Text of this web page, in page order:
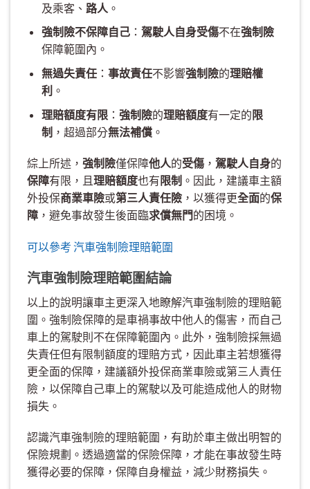
及乘客、 路人 。
強制險不保障自己： 駕駛人自身受傷不在強制險
保障範圍內。
無過失責任： 事故責任不影響強制險的理賠權
利 。
理賠額度有限： 強制險的理賠額度有一定的限
制 ，超過部分無法補償。
綜上所述， 強制險僅保障他人的受傷 ， 駕駛人自身的
保障有限，且 理賠額度也有 限制 。因此，建議車主額
外投保商業車險或第三人責任險 ，以獲得更全面的保
障 ，避免事故發生後面臨求償無門的困境。
可以參考 汽車強制險理賠範圍
汽車強制險理賠範圍結論
以上的說明讓車主更深入地瞭解汽車強制險的理賠範
圍。強制險保障的是車禍事故中他人的傷害，而自己
車上的駕駛則不在保障範圍內。此外，強制險採無過
失責任但有限制額度的理賠方式，因此車主若想獲得
更全面的保障，建議額外投保商業車險或第三人責任
險，以保障自己車上的駕駛以及可能造成他人的財物
損失。
認識汽車強制險的理賠範圍，有助於車主做出明智的
保險規劃。透過適當的保險保障，才能在事故發生時
獲得必要的保障，保障自身權益，減少財務損失。